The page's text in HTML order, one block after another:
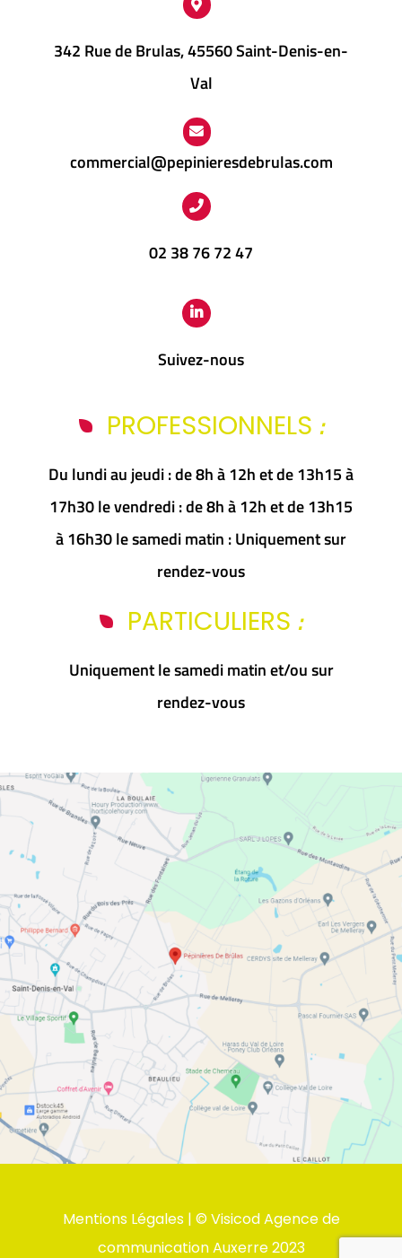
342 Rue de Brulas, 45560 Saint-Denis-en-
Val
commercial@pepinieresdebrulas.com
02 38 76 72 47
Suivez-nous
PROFESSIONNELS :
Du lundi au jeudi : de 8h à 12h et de 13h15 à
17h30 le vendredi : de 8h à 12h et de 13h15
à 16h30 le samedi matin : Uniquement sur
rendez-vous
PARTICULIERS :
Uniquement le samedi matin et/ou sur
rendez-vous
Mentions Légales| ©Visicod Agence de
communication Auxerre2023